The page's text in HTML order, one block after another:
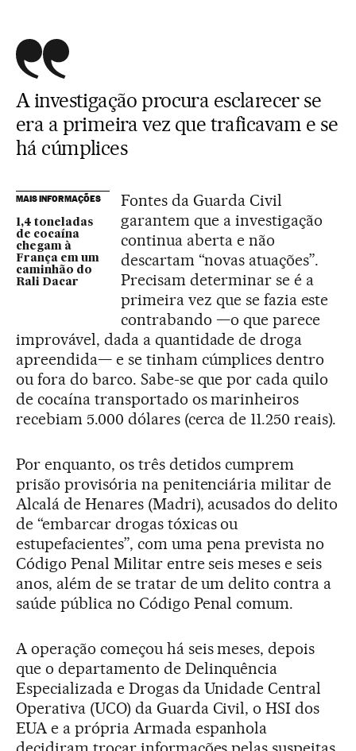
A investigação procura esclarecer se
era a primeira vez que traficavam e se
há cúmplices
MAIS INFORMAÇÕES
1,4 toneladas
de cocaína
chegam à
França em um
caminhão do
Rali Dacar
Fontes da Guarda Civil
garantem que a investigação
continua aberta e não
descartam “novas atuações”.
Precisam determinar se é a
primeira vez que se fazia este
contrabando —o que parece
improvável, dada a quantidade de droga
apreendida— e se tinham cúmplices dentro
ou fora do barco. Sabe-se que por cada quilo
de cocaína transportado os marinheiros
recebiam 5.000 dólares (cerca de 11.250 reais).
Por enquanto, os três detidos cumprem
prisão provisória na penitenciária militar de
Alcalá de Henares (Madri), acusados do delito
de “embarcar drogas tóxicas ou
estupefacientes”, com uma pena prevista no
Código Penal Militar entre seis meses e seis
anos, além de se tratar de um delito contra a
saúde pública no Código Penal comum.
A operação começou há seis meses, depois
que o departamento de Delinquência
Especializada e Drogas da Unidade Central
Operativa (UCO) da Guarda Civil, o HSI dos
EUA e a própria Armada espanhola